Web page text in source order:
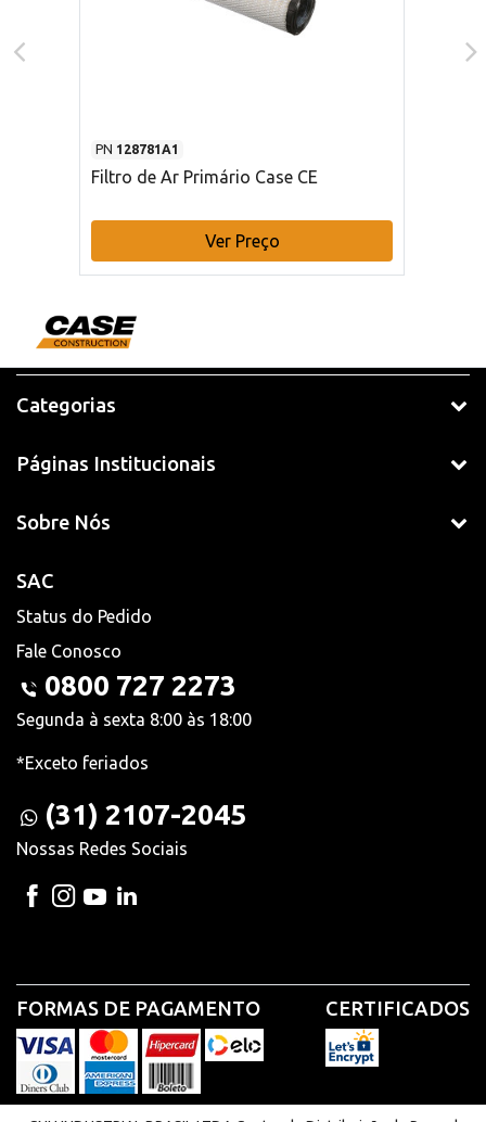
PN 128781A1
Filtro de Ar Primário Case CE
Ver Preço
Categorias
Páginas Institucionais
Sobre Nós
SAC
Status do Pedido
Fale Conosco
0800 727 2273
Segunda à sexta 8:00 às 18:00
*Exceto feriados
(31) 2107-2045
Nossas Redes Sociais
FORMAS DE PAGAMENTO CERTIFICADOS